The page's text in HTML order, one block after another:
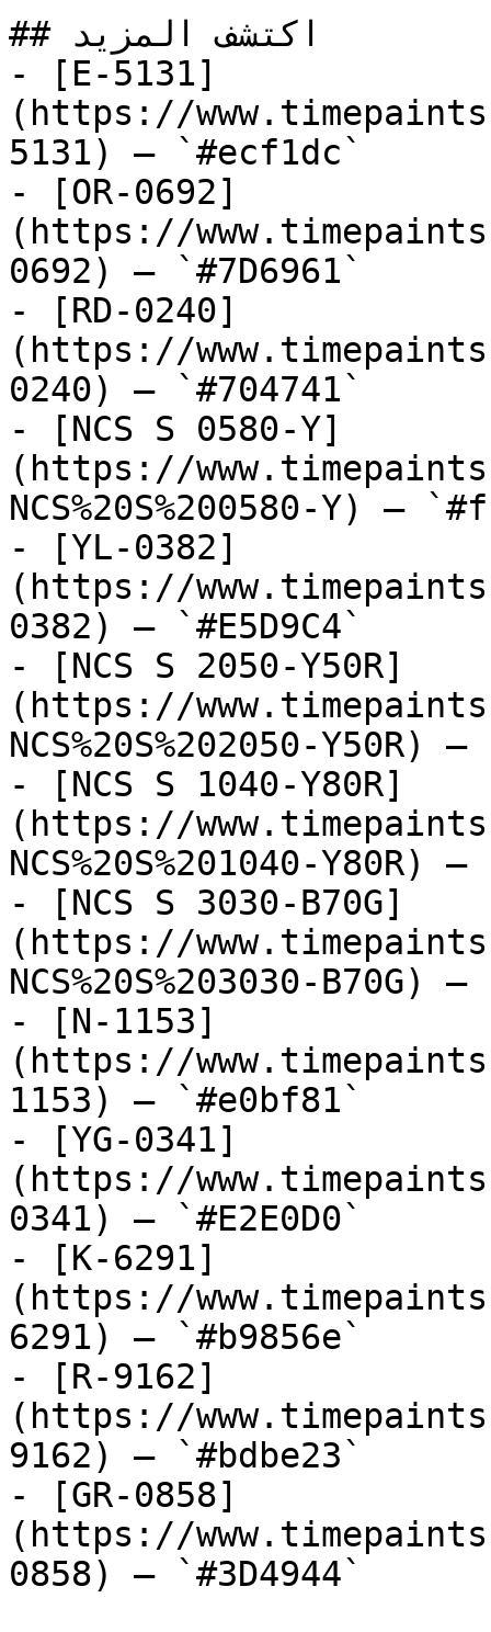
## اكتشف المزيد
- [E-5131]
(https://
5131) — `#ecf1dc`
- [OR-0692]
(https://
0692) — `#7D6961`
- [RD-0240]
(https://
0240) — `#704741`
- [NCS S 0580-Y]
(https://
NCS%20S%200580-Y) —
- [YL-0382]
(https://
0382) — `#E5D9C4`
- [NCS S 2050-Y50R]
(https://
NCS%20S%202050-Y50R)
- [NCS S 1040-Y80R]
(https://
NCS%20S%201040-Y80R)
- [NCS S 3030-B70G]
(https://
NCS%20S%203030-B70G)
- [N-1153]
(https://
1153) — `#e0bf81`
- [YG-0341]
(https://
0341) — `#E2E0D0`
- [K-6291]
(https://
6291) — `#b9856e`
- [R-9162]
(https://
9162) — `#bdbe23`
- [GR-0858]
(https://
0858) — `#3D4944`